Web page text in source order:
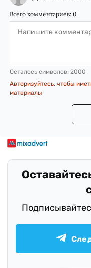
Всего комментариев: 0
Осталось символов: 2000
Авторизуйтесь, чтобы
материалы